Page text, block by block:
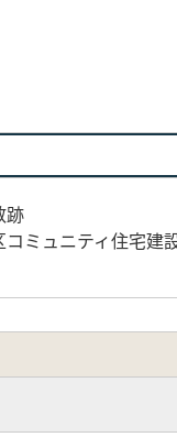
跡
コミュニティ住宅建